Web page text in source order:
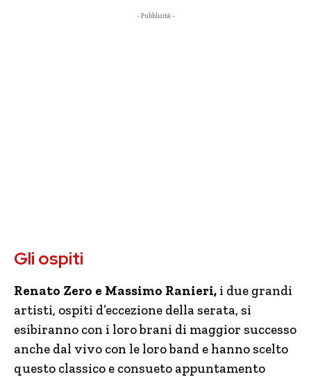
- Pubblicità -
Gli ospiti
Renato Zero e Massimo Ranieri, i due grandi
artisti, ospiti d’eccezione della serata, si
esibiranno con i loro brani di maggior successo
anche dal vivo con le loro band e hanno scelto
questo classico e consueto appuntamento